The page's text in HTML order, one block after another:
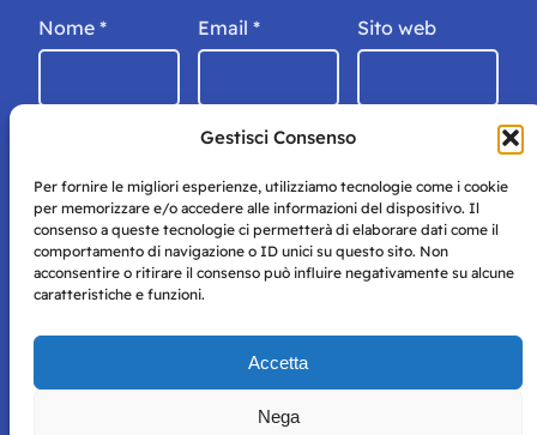
Gestisci Consenso
Per fornire le migliori esperienze, utilizziamo tecnologie come i cookie
per memorizzare e/o accedere alle informazioni del dispositivo. Il
consenso a queste tecnologie ci permetterà di elaborare dati come il
comportamento di navigazione o ID unici su questo sito. Non
acconsentire o ritirare il consenso può influire negativamente su alcune
caratteristiche e funzioni.
Accetta
Nega
Nome * Email * Sito web
Storie di Napoli è una testata registrata presso il tribunale di
per mero scopo didattico e informativo.